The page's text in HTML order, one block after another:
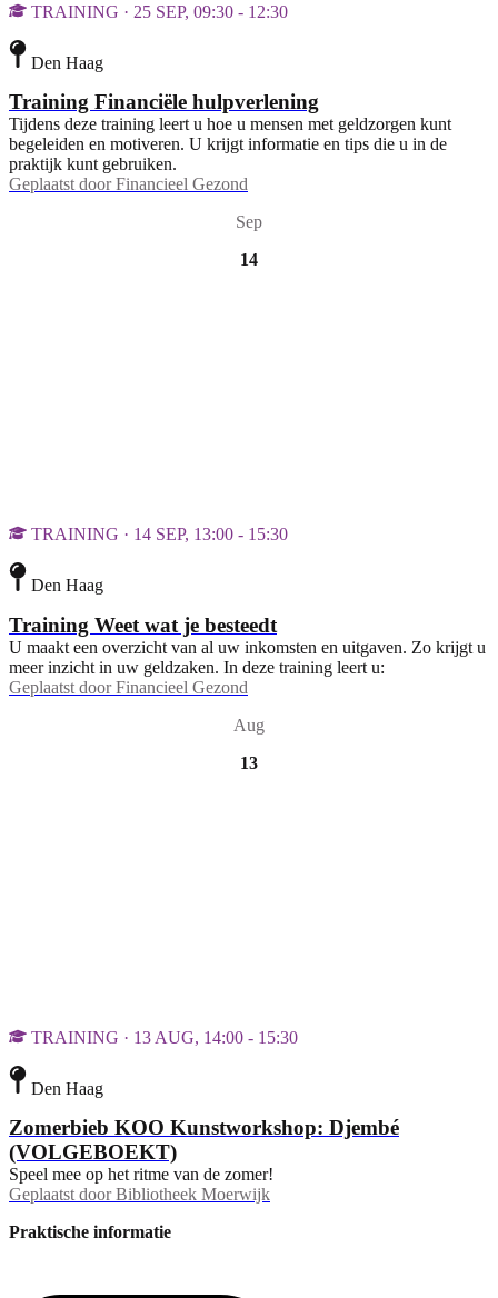
TRAINING · 25 SEP, 09:30 - 12:30
Den Haag
Training Financiële hulpverlening
Tijdens deze training leert u hoe u mensen met geldzorgen kunt
begeleiden en motiveren. U krijgt informatie en tips die u in de
praktijk kunt gebruiken.
Geplaatst door Financieel Gezond
Sep
14
TRAINING · 14 SEP, 13:00 - 15:30
Den Haag
Training Weet wat je besteedt
U maakt een overzicht van al uw inkomsten en uitgaven. Zo krijgt u
meer inzicht in uw geldzaken. In deze training leert u:
Geplaatst door Financieel Gezond
Aug
13
TRAINING · 13 AUG, 14:00 - 15:30
Den Haag
Zomerbieb KOO Kunstworkshop: Djembé
(VOLGEBOEKT)
Speel mee op het ritme van de zomer!
Geplaatst door Bibliotheek Moerwijk
Praktische informatie